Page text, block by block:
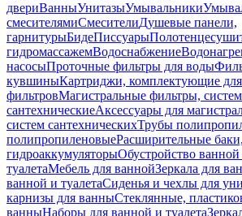
двериВанныУнитазыУмывальники
смесителямиСмесителиДушевые панели,
гарнитурыБидеПиссуары
гидромассажемВодоснабжение
насосыПроточные фильтры для воды
кувшиныКартриджи, комплектующие
фильтровМагистральные фильтры,
сантехническиеАксессуары для
систем сантехническихТрубы
полипропиленовыеРасширительные баки,
гидроаккумуляторыОбустройство
туалетаМебель для ваннойЗеркала для
ванной и туалетаСиденья и чехлы для
карнизы для ванныСтеклянные,
ванныНаборы для ванной и туалета